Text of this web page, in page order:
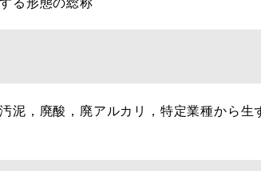
泥，廃酸，廃アルカリ，特定業種から生